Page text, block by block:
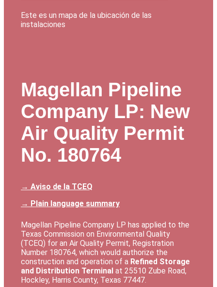
Este es un mapa de la ubicación de las
instalaciones
Magellan Pipeline
Company LP: New
Air Quality Permit
No. 180764
→ Aviso de la TCEQ
→ Plain language summary
Magellan Pipeline Company LP has applied to the
Texas Commission on Environmental Quality
(TCEQ) for an Air Quality Permit, Registration
Number 180764, which would authorize the
construction and operation of a Refined Storage
and Distribution Terminal at 25510 Zube Road,
Hockley, Harris County, Texas 77447.